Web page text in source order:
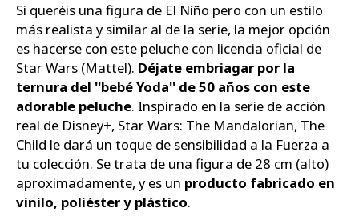
Si queréis una figura de El Niño pero con un estilo
más realista y similar al de la serie, la mejor opción
es hacerse con este peluche con licencia oficial de
Star Wars (Mattel). Déjate embriagar por la
ternura del ''bebé Yoda'' de 50 años con este
adorable peluche. Inspirado en la serie de acción
real de Disney+, Star Wars: The Mandalorian, The
Child le dará un toque de sensibilidad a la Fuerza a
tu colección. Se trata de una figura de 28 cm (alto)
aproximadamente, y es un producto fabricado en
vinilo, poliéster y plástico.